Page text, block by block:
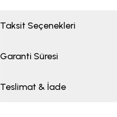
Taksit Seçenekleri
Garanti Süresi
Teslimat & İade